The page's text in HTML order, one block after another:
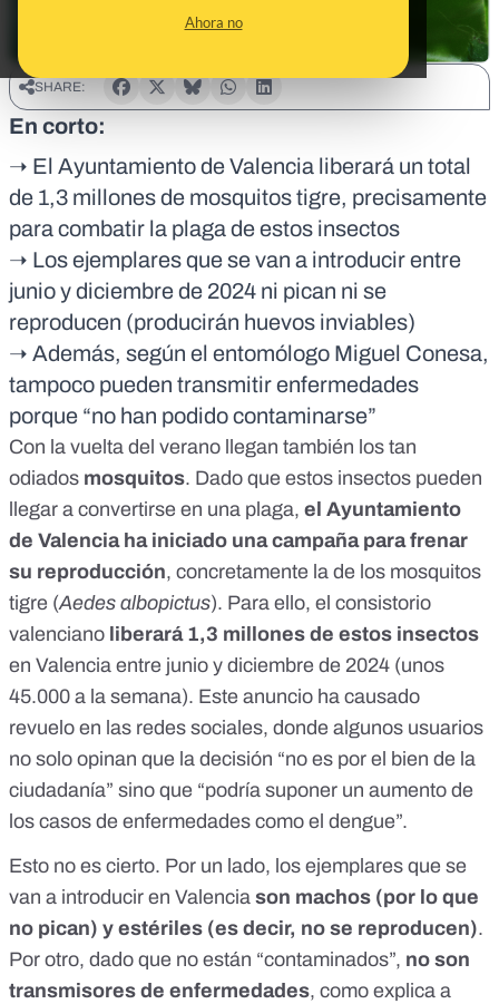
Ahora no
SHARE:
En corto:
➝ El Ayuntamiento de Valencia liberará un total
de 1,3 millones de mosquitos tigre, precisamente
para combatir la plaga de estos insectos
➝ Los ejemplares que se van a introducir entre
junio y diciembre de 2024 ni pican ni se
reproducen (producirán huevos inviables)
➝ Además, según el entomólogo Miguel Conesa,
tampoco pueden transmitir enfermedades
porque “no han podido contaminarse”
Con la vuelta del verano llegan también los tan
odiados mosquitos. Dado que estos insectos pueden
llegar a convertirse en una plaga, el Ayuntamiento
de Valencia ha iniciado una campaña para frenar
su reproducción, concretamente la de los mosquitos
tigre (Aedes albopictus). Para ello, el consistorio
valenciano liberará 1,3 millones de estos insectos
en Valencia entre junio y diciembre de 2024 (unos
45.000 a la semana). Este anuncio ha causado
revuelo en las redes sociales, donde algunos usuarios
no solo opinan que la decisión “no es por el bien de la
ciudadanía” sino que “podría suponer un aumento de
los casos de enfermedades como el dengue”.
Esto no es cierto. Por un lado, los ejemplares que se
van a introducir en Valencia son machos (por lo que
no pican) y estériles (es decir, no se reproducen).
Por otro, dado que no están “contaminados”, no son
transmisores de enfermedades, como explica a